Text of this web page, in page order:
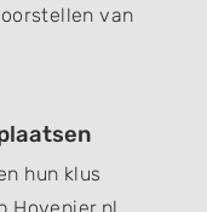
van
hun klus